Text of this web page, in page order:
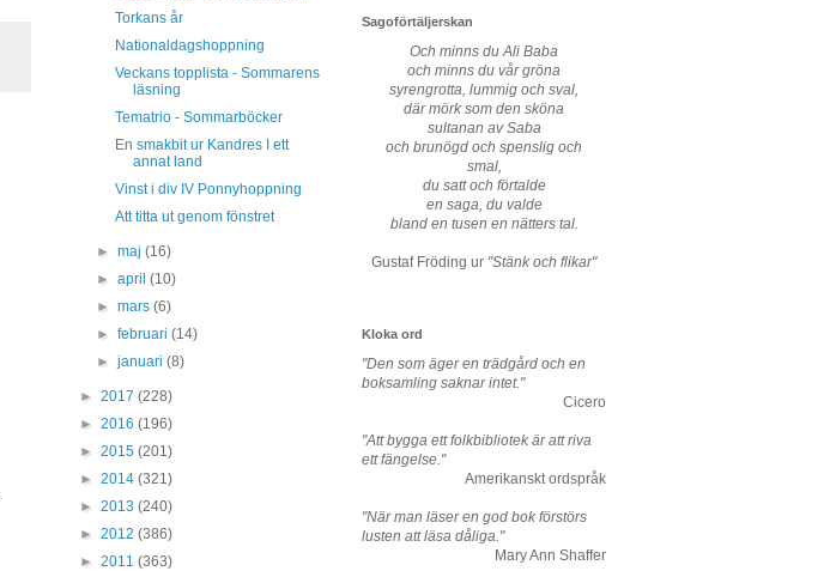
Torkans år
Nationaldagshoppning
Veckans topplista - Sommarens
läsning
Tematrio - Sommarböcker
En smakbit ur Kandres I ett
annat land
Vinst i div IV Ponnyhoppning
Att titta ut genom fönstret
►maj(16)
►april(10)
►mars(6)
►februari(14)
►januari(8)
► 2017 (228)
► 2016 (196)
► 2015 (201)
► 2014 (321)
► 2013 (240)
► 2012 (386)
► 2011 (363)
Sagoförtäljerskan
Och minns du Ali Baba
och minns du vår gröna
syrengrotta, lummig och sval,
där mörk som den sköna
sultanan av Saba
och brunögd och spenslig och
smal,
du satt och förtalde
en saga, du valde
bland en tusen en nätters tal.
Gustaf Fröding ur "Stänk och flikar"
Kloka ord
"Den som äger en trädgård och en
boksamling saknar intet."
Cicero
"Att bygga ett folkbibliotek är att riva
ett fängelse."
Amerikanskt ordspråk
"När man läser en god bok förstörs
lusten att läsa dåliga."
Mary Ann Shaffer